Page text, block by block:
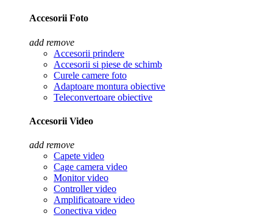
Accesorii Foto
add remove
Accesorii prindere
Accesorii si piese de schimb
Curele camere foto
Adaptoare montura obiective
Teleconvertoare obiective
Accesorii Video
add remove
Capete video
Cage camera video
Monitor video
Controller video
Amplificatoare video
Conectiva video